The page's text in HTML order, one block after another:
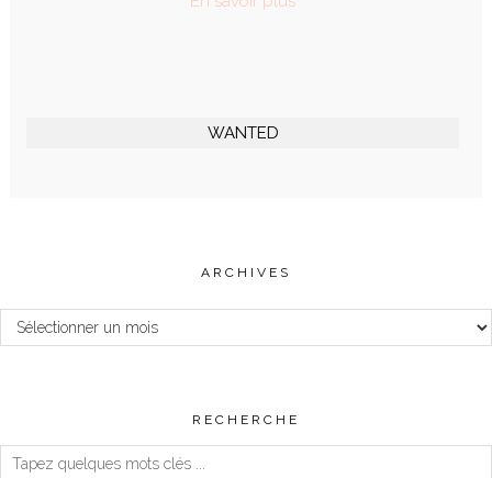
WANTED
ARCHIVES
Archives
RECHERCHE